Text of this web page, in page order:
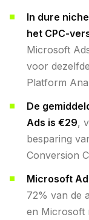
In dure
het CPC-
Microsoft
voor
Platform
De
Ads is €29,
besparing
Conversion
Microsoft
72% van de
en Microsoft